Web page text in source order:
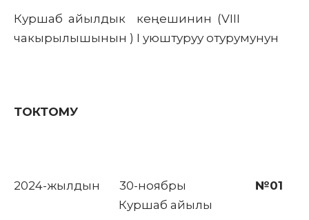
Куршаб айылдык кеңешинин (VIII
чакырылышынын ) I уюштуруу отурумунун
ТОКТОМУ
2024-жылдын 30-ноябры №01
Куршаб айылы